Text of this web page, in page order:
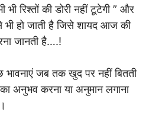
भी रिश्तों की डोरी नहीं टूटेगी ” और
भी हो जाती है जिसे शायद आज की
जानती है….!
जब तक खुद पर नहीं बितती
अनुभव करना या अनुमान लगाना